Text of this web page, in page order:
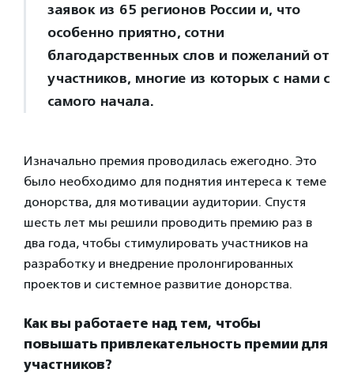
заявок из 65 регионов России и, что
особенно приятно, сотни
благодарственных слов и пожеланий от
участников, многие из которых с нами с
самого начала.
Изначально премия проводилась ежегодно. Это
было необходимо для поднятия интереса к теме
донорства, для мотивации аудитории. Спустя
шесть лет мы решили проводить премию раз в
два года, чтобы стимулировать участников на
разработку и внедрение пролонгированных
проектов и системное развитие донорства.
Как вы работаете над тем, чтобы
повышать привлекательность премии для
участников?